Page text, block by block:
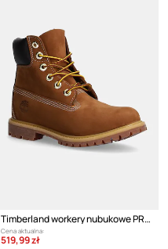
Timberland workery nubukowe PREMIUM 6 INCH BOOT
Cena aktualna:
519,99 zł